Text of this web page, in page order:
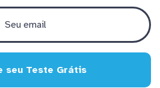
seu Teste Grátis